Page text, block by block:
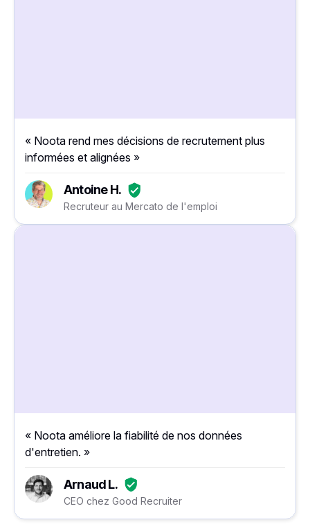
« Noota rend mes décisions de recrutement plus
informées et alignées »
Antoine H.
Recruteur au Mercato de l'emploi
« Noota améliore la fiabilité de nos données
d'entretien. »
Arnaud L.
CEO chez Good Recruiter